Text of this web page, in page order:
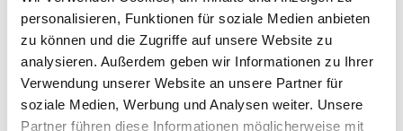
personalisieren, Funktionen für soziale Medien anbieten
zu können und die Zugriffe auf unsere Website zu
analysieren. Außerdem geben wir Informationen zu Ihrer
Verwendung unserer Website an unsere Partner für
soziale Medien, Werbung und Analysen weiter. Unsere
Partner führen diese Informationen möglicherweise mit
Motto der Woche
„Ich wähle mir den April!“
Bjørnstjerne Bjørnson (1832 – 1910), norwegischer